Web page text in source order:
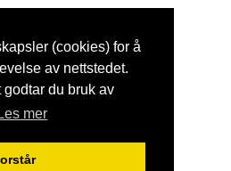
(cookies) for å
av nettstedet.
godtar du bruk av
Les mer